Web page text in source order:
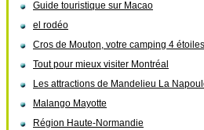
Guide touristique sur Macao
el rodéo
Cros de Mouton, votre camping 4
Tout pour mieux visiter Montréal
Les attractions de Mandelieu La
Malango Mayotte
Région Haute-Normandie